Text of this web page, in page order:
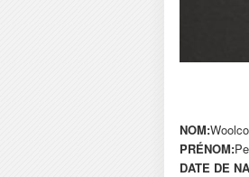
NOM:
PRÉNOM:
DATE DE